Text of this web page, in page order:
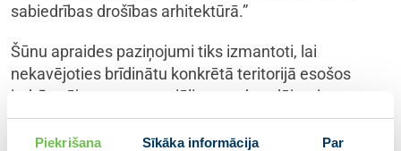
Piekrišana Sīkāka informācija Par
sabiedrības drošības arhitektūrā.”
Šūnu apraides paziņojumi tiks izmantoti, lai
nekavējoties brīdinātu konkrētā teritorijā esošos
iedzīvotājus par potenciāliem apdraudējumiem,
piemēram: bīstamiem laika apstākļiem, plūdiem,
ķīmisku vielu noplūdēm, bīstamām personām,